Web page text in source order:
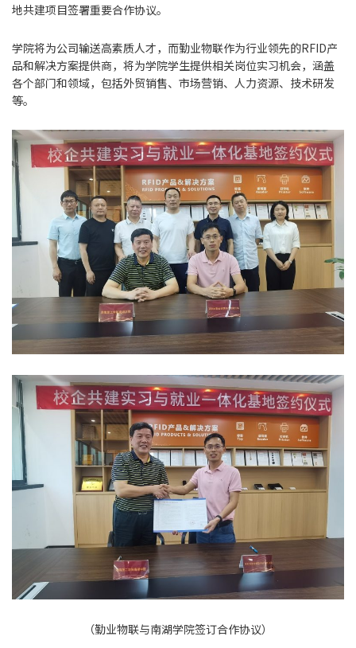
地共建项目签署重要合作协议。
学院将为公司输送高素质人才，而勤业物联作为行业领先的RFID产
品和解决方案提供商，将为学院学生提供相关岗位实习机会，涵盖
各个部门和领域，包括外贸销售、市场营销、人力资源、技术研发
等。
（勤业物联与南湖学院签订合作协议）